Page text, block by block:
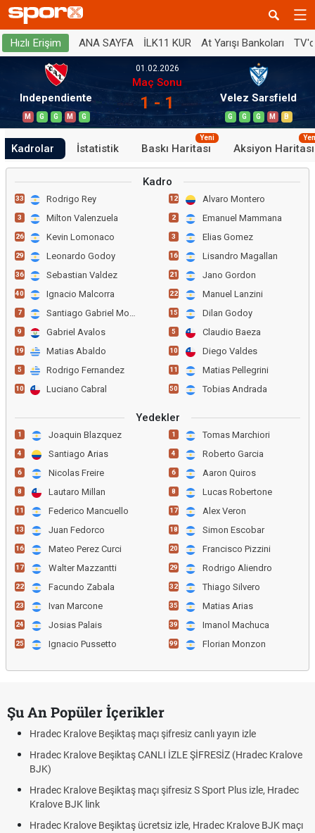
Hızlı Erişim ANA SAYFA İLK11 KUR At Yarışı Bankoları
Independiente
M G G M G
01.02.2026
Maç Sonu
1 - 1 Velez Sarsfield
G G G M B
Kadrolar İstatistik Baskı Haritası
Yeni
Aksiyon Haritası
Kadro
33 Rodrigo Rey
3 Milton Valenzuela
26 Kevin Lomonaco
29 Leonardo Godoy
36 Sebastian Valdez
40 Ignacio Malcorra
7 Santiago Gabriel Montiel
9 Gabriel Avalos
19 Matias Abaldo
5 Rodrigo Fernandez
10 Luciano Cabral
12 Alvaro Montero
2 Emanuel Mammana
3 Elias Gomez
16 Lisandro Magallan
21 Jano Gordon
22 Manuel Lanzini
15 Dilan Godoy
5 Claudio Baeza
10 Diego Valdes
11 Matias Pellegrini
50 Tobias Andrada
Yedekler
1 Joaquin Blazquez
4 Santiago Arias
6 Nicolas Freire
8 Lautaro Millan
11 Federico Mancuello
13 Juan Fedorco
16 Mateo Perez Curci
17 Walter Mazzantti
22 Facundo Zabala
23 Ivan Marcone
24 Josias Palais
25 Ignacio Pussetto
1 Tomas Marchiori
4 Roberto Garcia
6 Aaron Quiros
8 Lucas Robertone
17 Alex Veron
18 Simon Escobar
20 Francisco Pizzini
29 Rodrigo Aliendro
32 Thiago Silvero
35 Matias Arias
39 Imanol Machuca
99 Florian Monzon
Şu An Popüler İçerikler
Hradec Kralove Beşiktaş maçı şifresiz canlı yayın izle
Hradec Kralove Beşiktaş CANLI İZLE ŞİFRESİZ (Hradec Kralove
BJK)
Hradec Kralove Beşiktaş maçı şifresiz S Sport Plus izle, Hradec
Kralove BJK link
Hradec Kralove Beşiktaş ücretsiz izle, Hradec Kralove BJK maçı